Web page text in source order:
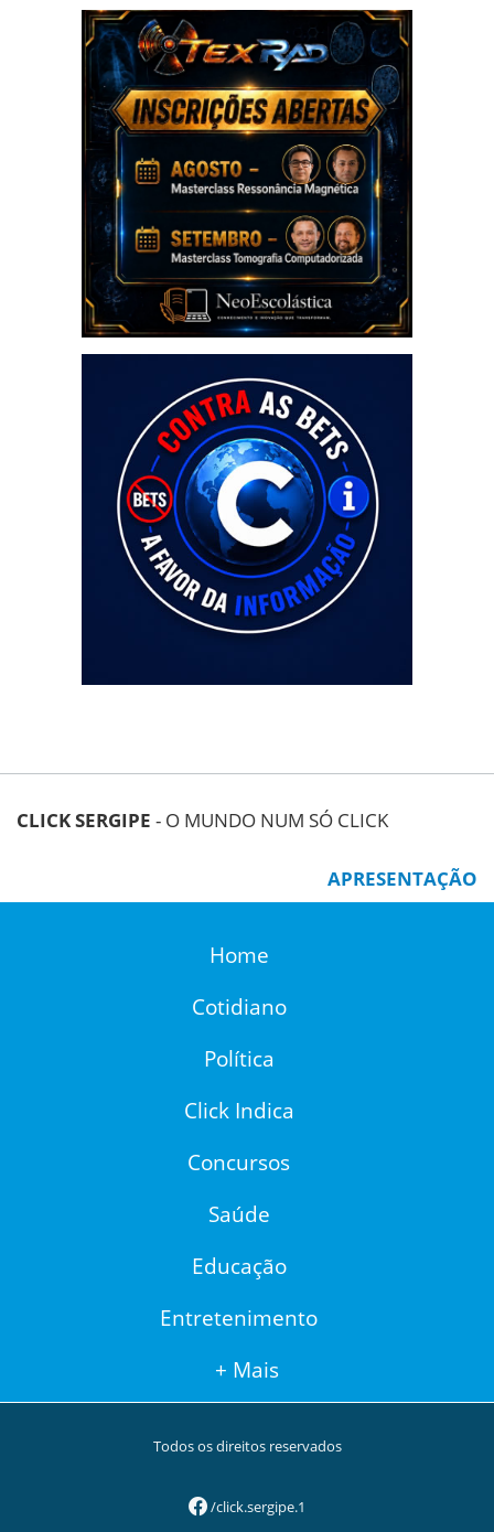
CLICK SERGIPE - O MUNDO NUM SÓ CLICK
APRESENTAÇÃO
Home
Cotidiano
Política
Click Indica
Concursos
Saúde
Educação
Entretenimento
+ Mais
Todos os direitos reservados
/click.sergipe.1